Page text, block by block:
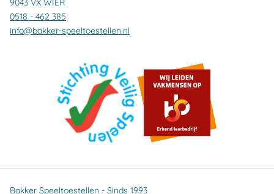
9043 VX WIER
0518 - 462 385
info@bakker-speeltoestellen.nl
Bakker Speeltoestellen - Sinds 1993